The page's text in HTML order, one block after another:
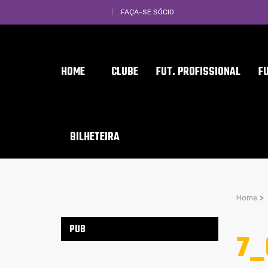
FAÇA-SE SÓCIO
HOME CLUBE FUT. PROFISSIONAL
BILHETEIRA
Home >
PUB